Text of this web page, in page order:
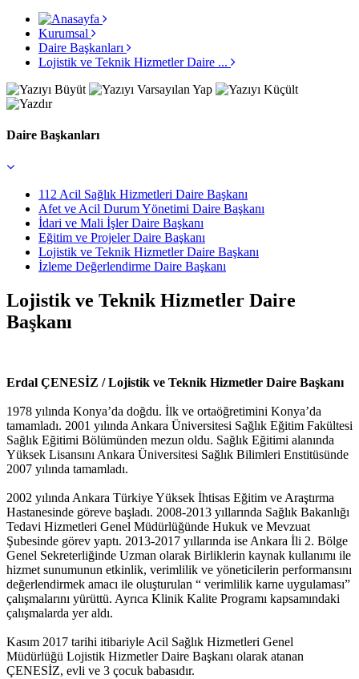
Kurumsal
Daire Başkanları
Lojistik ve Teknik Hizmetler Daire ...
Daire Başkanları
112 Acil Sağlık Hizmetleri Daire Başkanı
Afet ve Acil Durum Yönetimi Daire Başkanı
İdari ve Mali İşler Daire Başkanı
Eğitim ve Projeler Daire Başkanı
Lojistik ve Teknik Hizmetler Daire Başkanı
İzleme Değerlendirme Daire Başkanı
Lojistik ve Teknik Hizmetler Daire
Başkanı
Erdal ÇENESİZ / Lojistik ve Teknik Hizmetler Daire Başkanı
1978 yılında Konya’da doğdu. İlk ve ortaöğretimini Konya’da
tamamladı. 2001 yılında Ankara Üniversitesi Sağlık Eğitim Fakültesi
Sağlık Eğitimi Bölümünden mezun oldu. Sağlık Eğitimi alanında
Yüksek Lisansını Ankara Üniversitesi Sağlık Bilimleri Enstitüsünde
2007 yılında tamamladı.
2002 yılında Ankara Türkiye Yüksek İhtisas Eğitim ve Araştırma
Hastanesinde göreve başladı. 2008-2013 yıllarında Sağlık Bakanlığı
Tedavi Hizmetleri Genel Müdürlüğünde Hukuk ve Mevzuat
Şubesinde görev yaptı. 2013-2017 yıllarında ise Ankara İli 2. Bölge
Genel Sekreterliğinde Uzman olarak Birliklerin kaynak kullanımı ile
hizmet sunumunun etkinlik, verimlilik ve yöneticilerin performansını
değerlendirmek amacı ile oluşturulan “ verimlilik karne uygulaması”
çalışmalarını yürüttü. Ayrıca Klinik Kalite Programı kapsamındaki
çalışmalarda yer aldı.
Kasım 2017 tarihi itibariyle Acil Sağlık Hizmetleri Genel
Müdürlüğü Lojistik Hizmetler Daire Başkanı olarak atanan
ÇENESİZ, evli ve 3 çocuk babasıdır.